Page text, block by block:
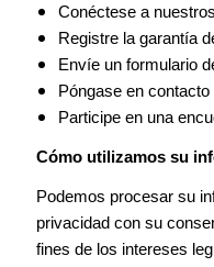
Conéctese a
Registre la garantía
Envíe un formulario
Póngase en
Participe en una
Cómo utilizamos su
Podemos procesar su
privacidad con su
fines de los intereses